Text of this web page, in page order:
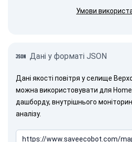
Умови
Дані у форматі JSON
Дані якості повітря у селище
можна використовувати для
дашборду, внутрішнього
аналізу.